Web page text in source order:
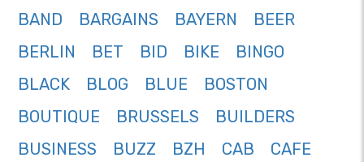
BAND
BARGAINS BAYERN
BEER
BERLIN
BET BID BIKE
BINGO
BLACK
BLOG BLUE
BOSTON
BOUTIQUE
BRUSSELS
BUILDERS
BUSINESS
BUZZ BZH CAB
CAFE